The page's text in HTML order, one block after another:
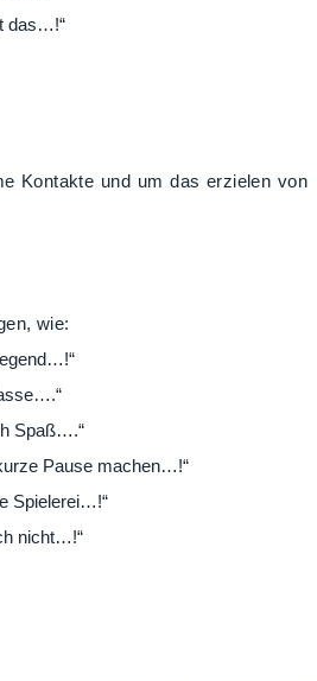
das…!“
Kontakte und um das erzielen von
wie:
Spaß….“
Pause machen…!“
Spielerei…!“
nicht…!“